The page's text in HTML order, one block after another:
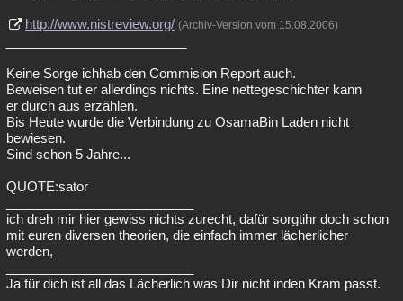
http://www.nistreview.org/ (Archiv-Version vom 15.08.2006)
Keine Sorge ichhab den Commision Report auch.
Beweisen tut er allerdings nichts. Eine nettegeschichter kann
er durch aus erzählen.
Bis Heute wurde die Verbindung zu OsamaBin Laden nicht
bewiesen.
Sind schon 5 Jahre...
QUOTE:sator
ich dreh mir hier gewiss nichts zurecht, dafür sorgtihr doch schon
mit euren diversen theorien, die einfach immer lächerlicher
werden,
Ja für dich ist all das Lächerlich was Dir nicht inden Kram passt.